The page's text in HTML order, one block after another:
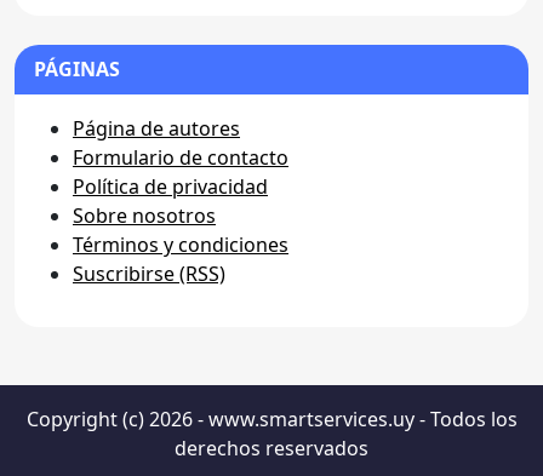
PÁGINAS
Página de autores
Formulario de contacto
Política de privacidad
Sobre nosotros
Términos y condiciones
Suscribirse (RSS)
Copyright (c) 2026 - www.smartservices.uy - Todos los
derechos reservados